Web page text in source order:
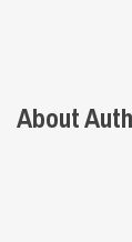
About